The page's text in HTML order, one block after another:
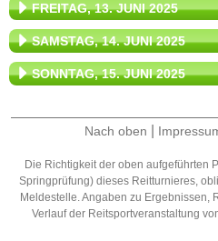
FREITAG, 13. JUNI 2025
SAMSTAG, 14. JUNI 2025
SONNTAG, 15. JUNI 2025
Nach oben
Die Richtigkeit der oben aufgeführten
Springprüfung) dieses Reitturnieres,
Meldestelle. Angaben zu Ergebnissen,
Verlauf der Reitsportveranstaltung